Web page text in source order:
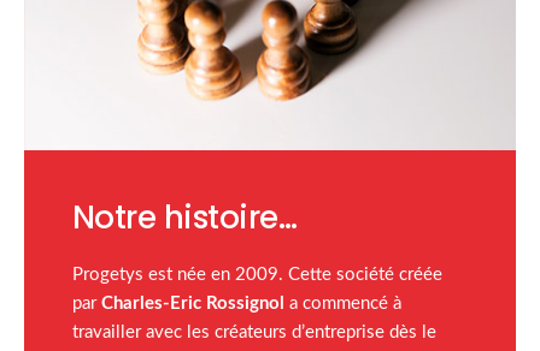
Notre histoire…
Progetys est née en 2009. Cette société créée
par Charles-Eric Rossignol a commencé à
travailler avec les créateurs d’entreprise dès le